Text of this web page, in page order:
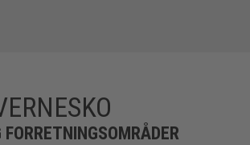
FORRETNINGSOMRÅDER